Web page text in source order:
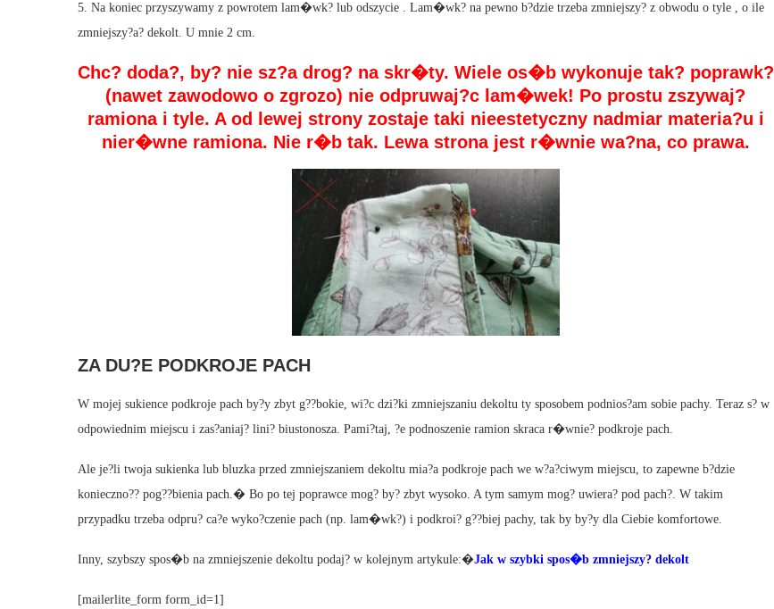
5. Na koniec przyszywamy z powrotem lam�wk? lub odszycie . Lam�wk? na pewno b?dzie trzeba zmniejszy? z obwodu o tyle , o ile
zmniejszy?a? dekolt. U mnie 2 cm.
Chc? doda?, by? nie sz?a drog? na skr�ty. Wiele os�b wykonuje tak? poprawk?
(nawet zawodowo o zgrozo) nie odpruwaj?c lam�wek! Po prostu zszywaj?
ramiona i tyle. A od lewej strony zostaje taki nieestetyczny nadmiar materia?u i
nier�wne ramiona. Nie r�b tak. Lewa strona jest r�wnie wa?na, co prawa.
ZA DU?E PODKROJE PACH
W mojej sukience podkroje pach by?y zbyt g??bokie, wi?c dzi?ki zmniejszaniu dekoltu ty sposobem podnios?am sobie pachy. Teraz s? w
odpowiednim miejscu i zas?aniaj? lini? biustonosza. Pami?taj, ?e podnoszenie ramion skraca r�wnie? podkroje pach.
Ale je?li twoja sukienka lub bluzka przed zmniejszaniem dekoltu mia?a podkroje pach we w?a?ciwym miejscu, to zapewne b?dzie
konieczno?? pog??bienia pach.� Bo po tej poprawce mog? by? zbyt wysoko. A tym samym mog? uwiera? pod pach?. W takim
przypadku trzeba odpru? ca?e wyko?czenie pach (np. lam�wk?) i podkroi? g??biej pachy, tak by by?y dla Ciebie komfortowe.
Inny, szybszy spos�b na zmniejszenie dekoltu podaj? w kolejnym artykule:�Jak w szybki spos�b zmniejszy? dekolt
[mailerlite_form form_id=1]